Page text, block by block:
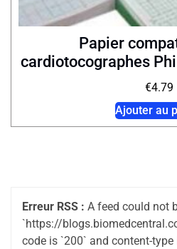
Papier
cardiotocographes
€4.79
Ajouter au
Erreur RSS : A feed could not
`https://
code is `200` and content-